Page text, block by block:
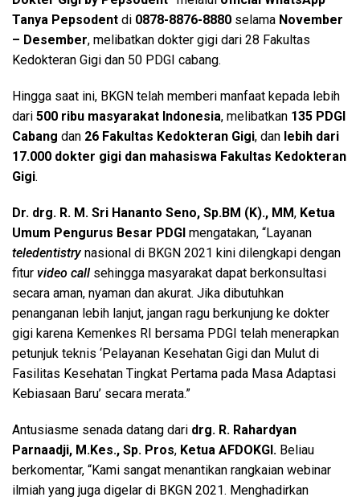
Tanya Pepsodent di 0878-8876-8880 selama November
– Desember, melibatkan dokter gigi dari 28 Fakultas
Kedokteran Gigi dan 50 PDGI cabang.
Hingga saat ini, BKGN telah memberi manfaat kepada lebih
dari 500 ribu masyarakat Indonesia, melibatkan 135 PDGI
Cabang dan 26 Fakultas Kedokteran Gigi, dan lebih dari
17.000 dokter gigi dan mahasiswa Fakultas Kedokteran
Gigi.
Dr. drg. R. M. Sri Hananto Seno, Sp.BM (K)., MM, Ketua
Umum Pengurus Besar PDGI mengatakan, “Layanan
teledentistry nasional di BKGN 2021 kini dilengkapi dengan
fitur video call sehingga masyarakat dapat berkonsultasi
secara aman, nyaman dan akurat. Jika dibutuhkan
penanganan lebih lanjut, jangan ragu berkunjung ke dokter
gigi karena Kemenkes RI bersama PDGI telah menerapkan
petunjuk teknis ‘Pelayanan Kesehatan Gigi dan Mulut di
Fasilitas Kesehatan Tingkat Pertama pada Masa Adaptasi
Kebiasaan Baru’ secara merata.”
Antusiasme senada datang dari drg. R. Rahardyan
Parnaadji, M.Kes., Sp. Pros, Ketua AFDOKGI. Beliau
berkomentar, “Kami sangat menantikan rangkaian webinar
ilmiah yang juga digelar di BKGN 2021. Menghadirkan